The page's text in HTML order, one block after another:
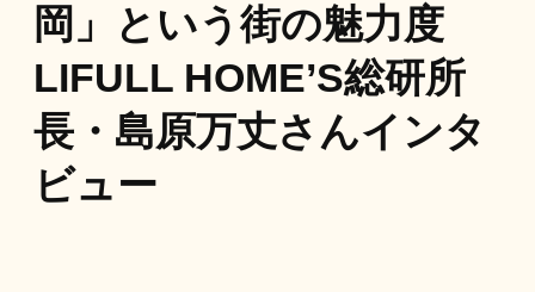
岡」という街の魅力度
LIFULL HOME’S総研所
長・島原万丈さんインタ
ビュー